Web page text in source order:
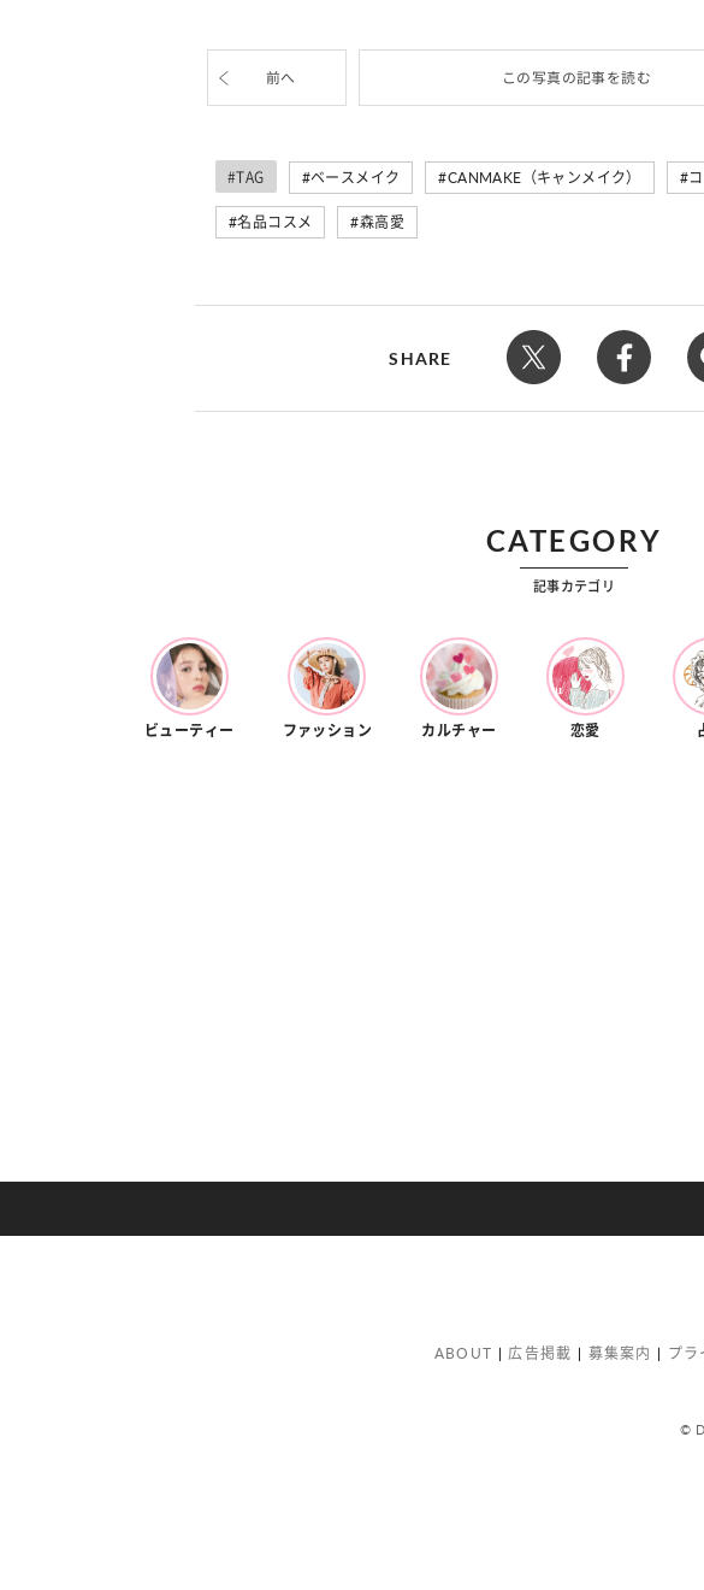
前へ この写真の記事を読む
#TAG ベースメイク CANMAKE（キャンメイク）
名品コスメ 森高愛
SHARE
CATEGORY
記事カテゴリ
ビューティー ファッション カルチャー 恋愛
ABOUT 広告掲載 募集案内 プラ
©